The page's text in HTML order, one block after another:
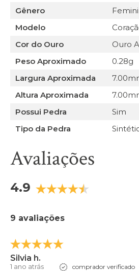
Gênero
Modelo
Cor do Ouro
Ouro
Peso Aproximado
0.28g
Largura Aproximada
Altura Aproximada
Possui Pedra
Sim
Tipo da Pedra
Avaliações
4.9
9 avaliações
Silvia h.
1 ano atrás comprador verificado